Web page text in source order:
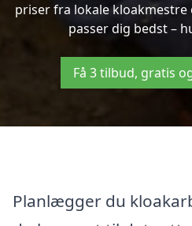
priser fra lokale
passer dig bedst –
Få 3 tilbud, gratis
Planlægger du